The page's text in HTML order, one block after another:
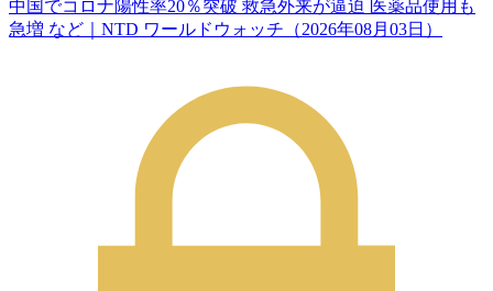
中国でコロナ陽性率20％突破 救急外来が逼迫 医薬品使用も
急増 など｜NTD ワールドウォッチ（2026年08月03日）